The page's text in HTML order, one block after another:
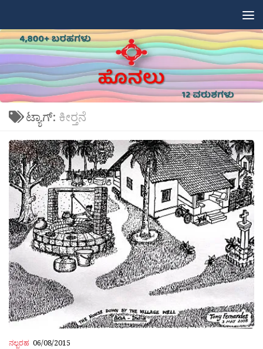
ಟ್ಯಾಗ್: ಕೀರ‍್ತನೆ
ನಲ್ಬರಹ 06/08/2015